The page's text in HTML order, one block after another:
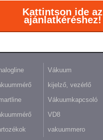
Kattintson ide az
ajánlatkéréshez!
Vákuum
kijelző, vezérlő
Vákuumkapcsoló
VD8
vakuummero